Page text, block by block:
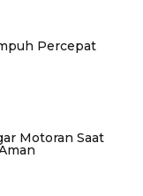
Percepat
Motoran Saat